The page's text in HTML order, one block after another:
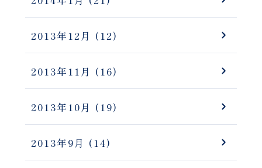
2013年12月 (12)
2013年11月 (16)
2013年10月 (19)
2013年9月 (14)